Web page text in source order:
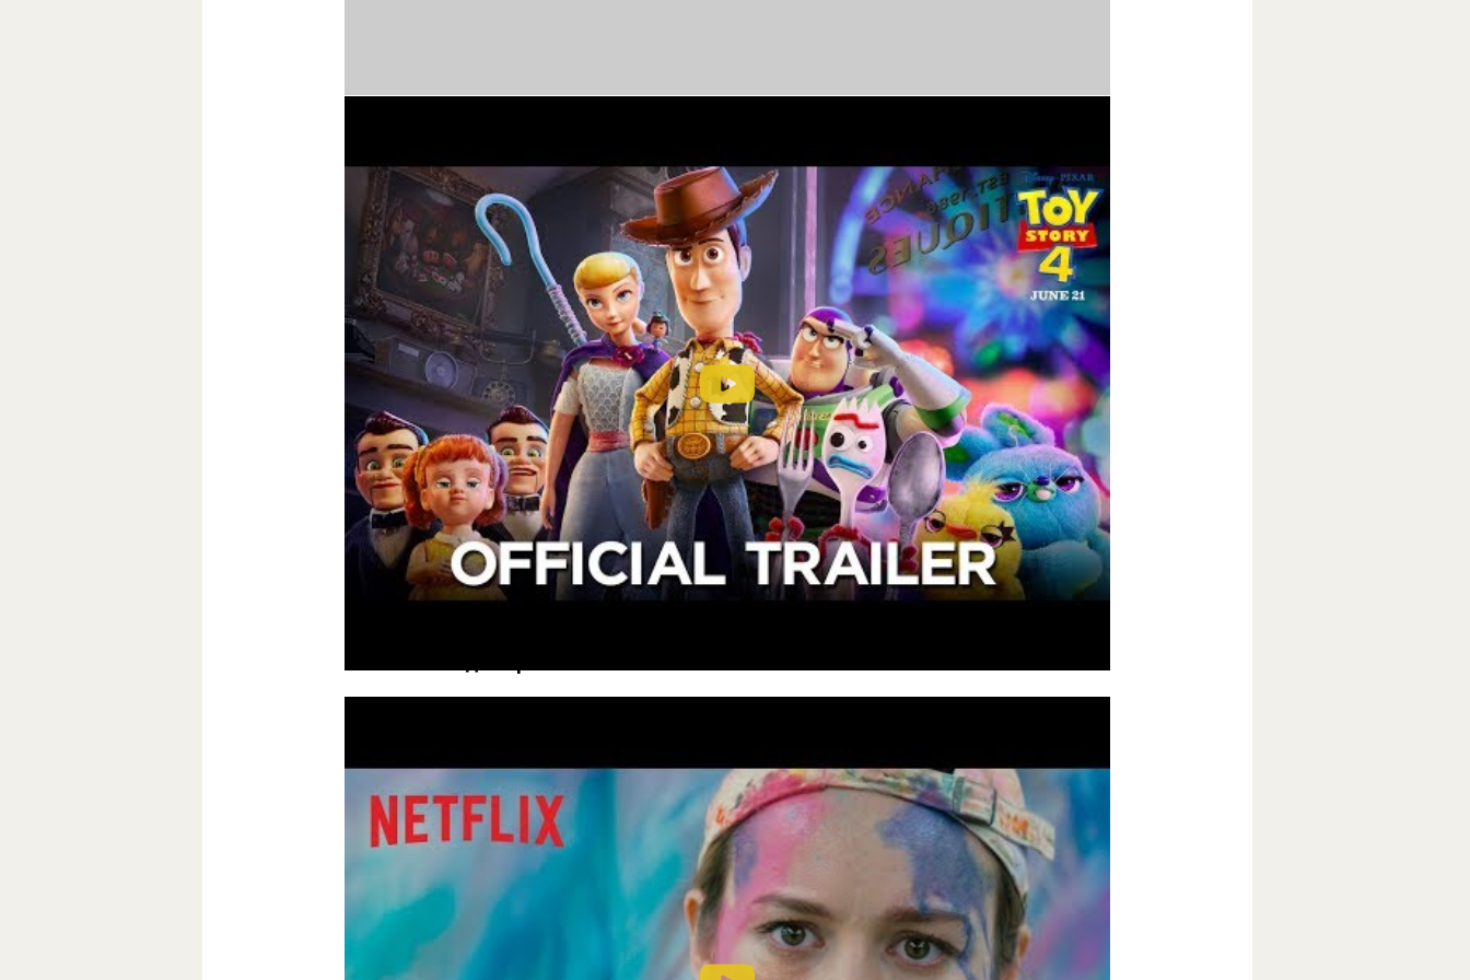
Первый полноценный трейлер мультфильма о возвращении старых героев. В этот раз
в центре сюжета пластиковая вилка, которую пытается защитить шериф Вуди. В кино